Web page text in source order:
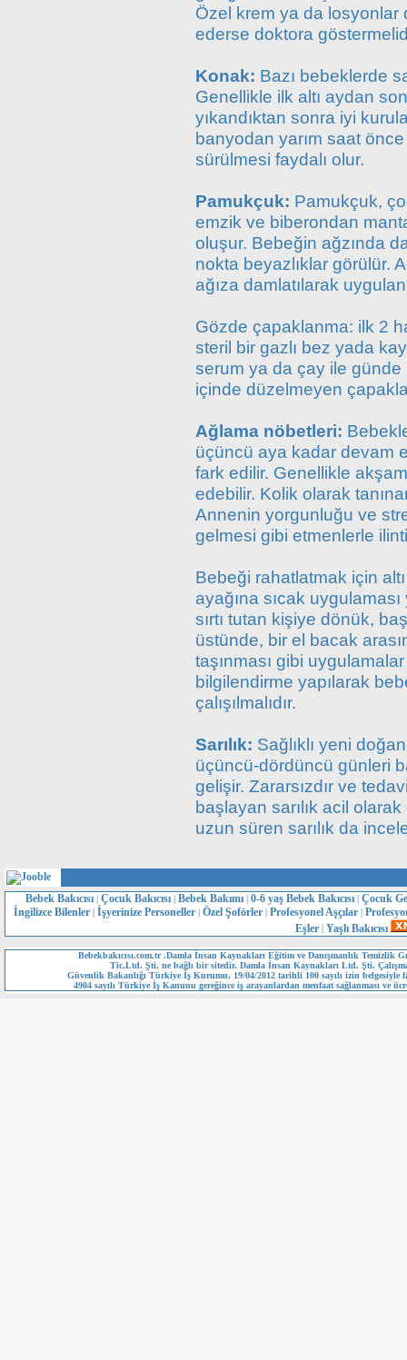
Özel krem ya da losyonlar
ederse doktora
Konak: Bazı bebeklerde
Genellikle ilk altı aydan
yıkandıktan sonra iyi
banyodan yarım saat
sürülmesi faydalı olur.
Pamukçuk: Pamukçuk,
emzik ve biberondan
oluşur. Bebeğin ağzında
nokta beyazlıklar görülür.
ağıza damlatılarak
Gözde çapaklanma: ilk 2
steril bir gazlı bez yada
serum ya da çay ile günde
içinde düzelmeyen
Ağlama nöbetleri:
üçüncü aya kadar devam
fark edilir. Genellikle
edebilir. Kolik olarak
Annenin yorgunluğu ve
gelmesi gibi etmenlerle
Bebeği rahatlatmak için
ayağına sıcak
sırtı tutan kişiye dönük,
üstünde, bir el bacak
taşınması gibi
bilgilendirme yapılarak
çalışılmalıdır.
Sarılık: Sağlıklı yeni
üçüncü-dördüncü günleri
gelişir. Zararsızdır ve
başlayan sarılık acil
uzun süren sarılık da
Bebek Bakıcısı | Çocuk Bakıcısı | Bebek Bakımı | 0-6 yaş Bebek Bakıcısı | Çocuk
İngilizce Bilenler | İşyerinize Personeller | Özel Şoförler | Profesyonel Aşçılar |
Eşler| Yaşlı Bakıcısı
Bebekbakıcısı.com.tr .Damla İnsan Kaynakları Eğitim ve Danışmanlık Temizlik
Tic.Ltd. Şti. ne bağlı bir sitedir. Damla İnsan Kaynakları Ltd. Şti.
Güvenlik Bakanlığı Türkiye İş Kurumu, 19/04/2012 tarihli 100 sayılı izin belgesiyle
4904 sayılı Türkiye İş Kanunu gereğince iş arayanlardan menfaat sağlanması ve